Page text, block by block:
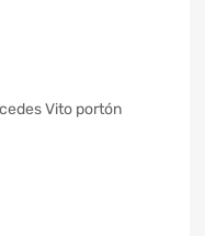
Vito portón